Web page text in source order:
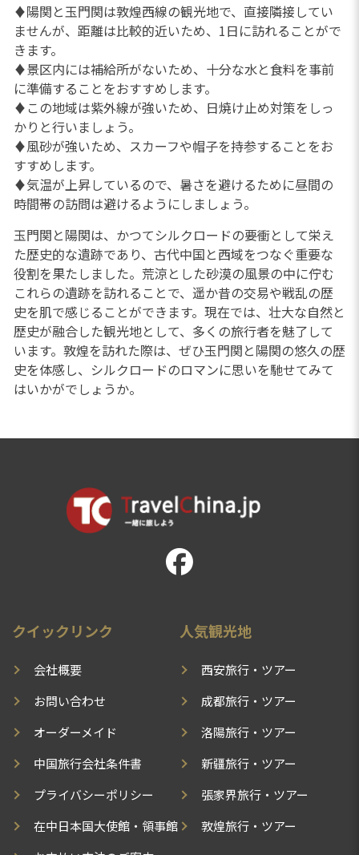
♦陽関と玉門関は敦煌西線の観光地で、直接隣接してい
ませんが、距離は比較的近いため、1日に訪れることがで
きます。
♦景区内には補給所がないため、十分な水と食料を事前
に準備することをおすすめします。
♦この地域は紫外線が強いため、日焼け止め対策をしっ
かりと行いましょう。
♦風砂が強いため、スカーフや帽子を持参することをお
すすめします。
♦気温が上昇しているので、暑さを避けるために昼間の
時間帯の訪問は避けるようにしましょう。
玉門関と陽関は、かつてシルクロードの要衝として栄え
た歴史的な遺跡であり、古代中国と西域をつなぐ重要な
役割を果たしました。荒涼とした砂漠の風景の中に佇む
これらの遺跡を訪れることで、遥か昔の交易や戦乱の歴
史を肌で感じることができます。現在では、壮大な自然と
歴史が融合した観光地として、多くの旅行者を魅了して
います。敦煌を訪れた際は、ぜひ玉門関と陽関の悠久の歴
史を体感し、シルクロードのロマンに思いを馳せてみて
はいかがでしょうか。
クイックリンク
会社概要
お問い合わせ
オーダーメイド
中国旅行会社条件書
プライバシーポリシー
在中日本国大使館・領事館
人気観光地
西安旅行・ツアー
成都旅行・ツアー
洛陽旅行・ツアー
新疆旅行・ツアー
張家界旅行・ツアー
敦煌旅行・ツアー